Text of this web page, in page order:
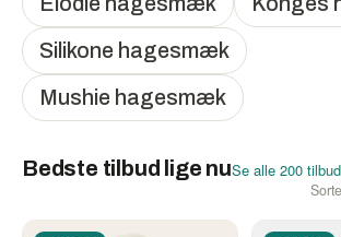
Silikone hagesmæk
Mushie hagesmæk
Bedste tilbud lige nuSe alle 200